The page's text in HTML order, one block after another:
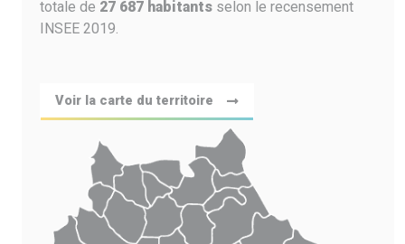
totale de 27 687 habitants selon le recensement
INSEE 2019.
Voir la carte du territoire